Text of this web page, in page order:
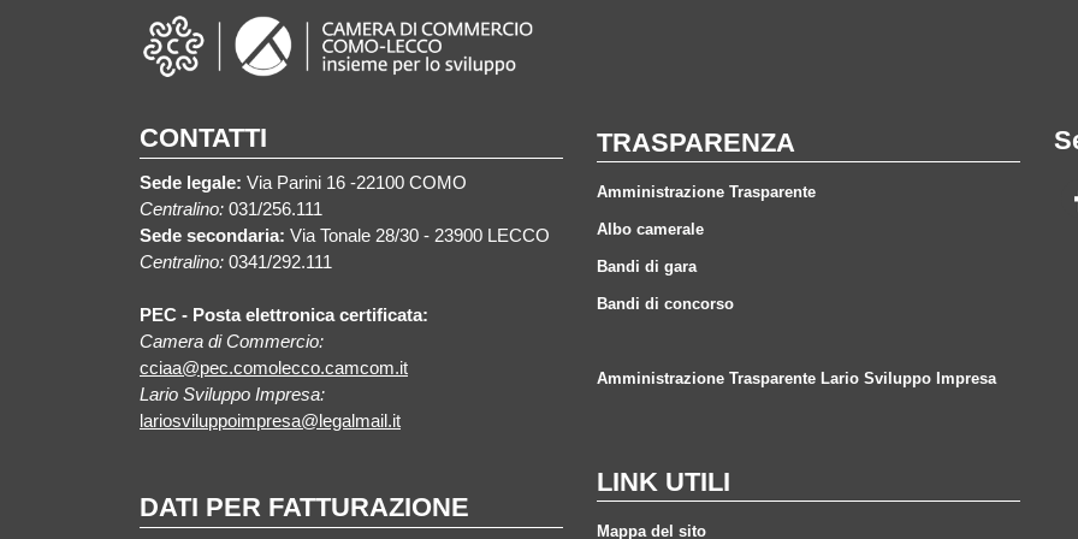
CONTATTI
Sede legale: Via Parini 16 -22100 COMO
Centralino: 031/256.111
Sede secondaria: Via Tonale 28/30 - 23900 LECCO
Centralino: 0341/292.111
PEC - Posta elettronica certificata:
Camera di Commercio:
cciaa@pec.comolecco.camcom.it
Lario Sviluppo Impresa:
lariosviluppoimpresa@legalmail.it
DATI PER FATTURAZIONE
TRASPARENZA
Amministrazione Trasparente
Albo camerale
Bandi di gara
Bandi di concorso
Amministrazione Trasparente Lario Sviluppo Impresa
LINK UTILI
Mappa del sito